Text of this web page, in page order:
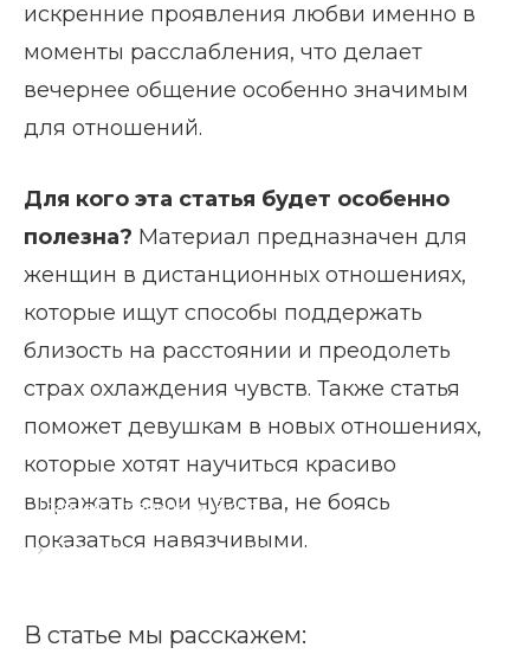
Главная страница
Блог
Ласковые слова мужчине на ночь
искренние проявления любви именно в
моменты расслабления, что делает
вечернее общение особенно значимым
для отношений.
Для кого эта статья будет особенно
полезна? Материал предназначен для
женщин в дистанционных отношениях,
которые ищут способы поддержать
близость на расстоянии и преодолеть
страх охлаждения чувств. Также статья
поможет девушкам в новых отношениях,
которые хотят научиться красиво
выражать свои чувства, не боясь
показаться навязчивыми.
В статье мы расскажем: